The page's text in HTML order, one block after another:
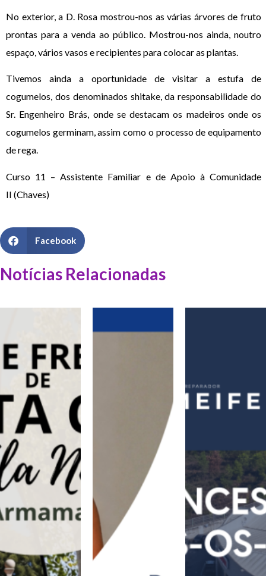
No exterior, a D. Rosa mostrou-nos as várias árvores de fruto
prontas para a venda ao público. Mostrou-nos ainda, noutro
espaço, vários vasos e recipientes para colocar as plantas.
Tivemos ainda a oportunidade de visitar a estufa de
cogumelos, dos denominados shitake, da responsabilidade do
Sr. Engenheiro Brás, onde se destacam os madeiros onde os
cogumelos germinam, assim como o processo de equipamento
de rega.
Curso 11 – Assistente Familiar e de Apoio à Comunidade
II (Chaves)
Facebook
Notícias Relacionadas